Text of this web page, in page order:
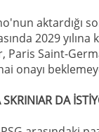
aktardığı
2029
Paris Saint-
onayı
DA